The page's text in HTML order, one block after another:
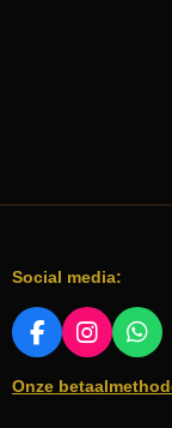
Social media:
F
C
I
S
W
A
Onze